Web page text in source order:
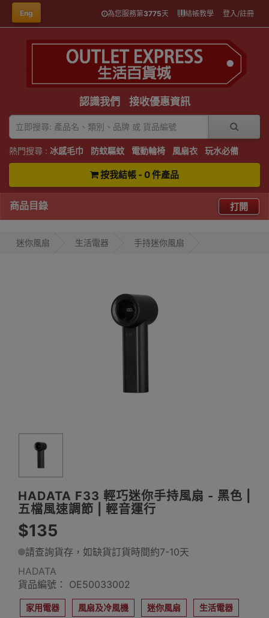
Eng 為您服務第3775天 結帳教學 登入/註冊
認識我們 接收優惠資訊
熱門搜尋 : 冰感毛巾 防蚊驅蚊 電動輪椅 風扇衣 玩水必備
按我結帳 - 0 件產品
商品目錄 打開
迷你風扇 生活電器 手持迷你風扇
HADATA F33 輕巧迷你手持風扇 - 黑色 |
五檔風速調節 | 輕音運行
$135
請查詢貨存，如缺貨訂貨時間約7-10天
HADATA
貨品編號： OE50033002
家用電器 風扇及冷風機 迷你風扇 生活電器